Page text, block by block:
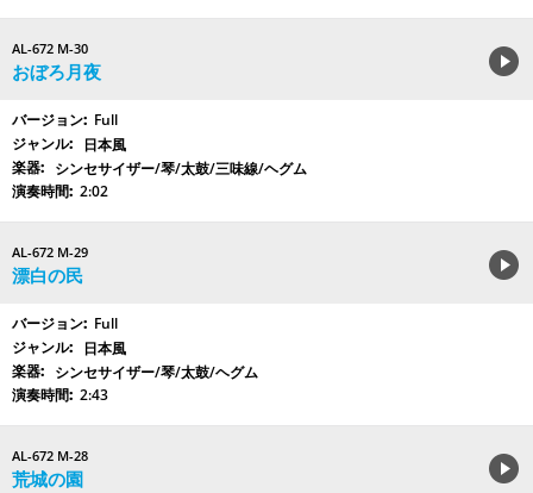
AL-672 M-30
おぼろ月夜
Full
日本風
シンセサイザー/琴/太鼓/三味線/ヘグム
2:02
AL-672 M-29
漂白の民
Full
日本風
シンセサイザー/琴/太鼓/ヘグム
2:43
AL-672 M-28
荒城の園